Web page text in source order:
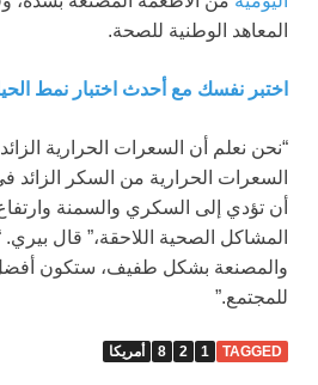
المعاهد الوطنية للصحة.
اختبر نفسك مع أحدث اختبار نمط
“نحن نعلم أن السعرات الحرارية
السعرات الحرارية من السكر الزائد
أن تؤدي إلى السكري والسمنة
المشاكل الصحية اللاحقة،” قال بيري.
والمصنعة بشكل طفيف، ستكون أفضل
للمجتمع.”
TAGGED
1
2
8 أمريكا